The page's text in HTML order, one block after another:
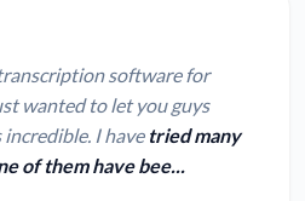
software for
wanted to let you guys
I have tried many
of them have bee...